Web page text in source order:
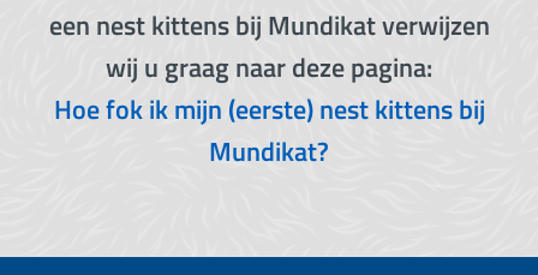
een nest kittens bij Mundikat verwijzen
wij u graag naar deze pagina:
Hoe fok ik mijn (eerste) nest kittens bij
Mundikat?